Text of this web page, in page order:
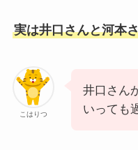
実は井口さんと河本
こはりつ
井口さん
いっても